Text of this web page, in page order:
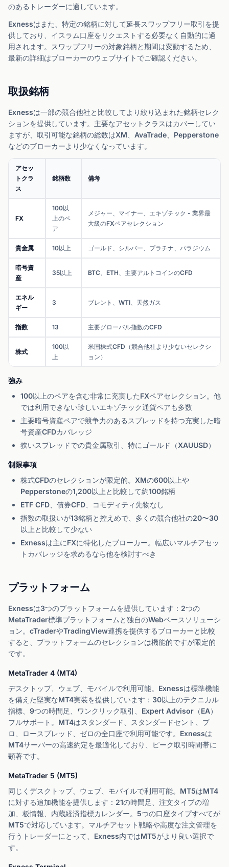
のあるトレーダーに適しています。
Exnessはまた、特定の銘柄に対して延長スワップフリー取引を提
供しており、イスラム口座をリクエストする必要なく自動的に適
用されます。スワップフリーの対象銘柄と期間は変動するため、
最新の詳細はブローカーのウェブサイトでご確認ください。
取扱銘柄
Exnessは一部の競合他社と比較してより絞り込まれた銘柄セレク
ションを提供しています。主要なアセットクラスはカバーしてい
ますが、取引可能な銘柄の総数はXM、AvaTrade、Pepperstone
などのブローカーより少なくなっています。
アセッ
トクラ
ス
銘柄数 備考
FX
100以
上のペ
ア
メジャー、マイナー、エキゾチック - 業界最
大級のFXペアセレクション
貴金属 10以上 ゴールド、シルバー、プラチナ、パラジウム
暗号資
産
35以上 BTC、ETH、主要アルトコインのCFD
エネル
ギー
3 ブレント、WTI、天然ガス
指数 13 主要グローバル指数のCFD
株式
100以
上
米国株式CFD（競合他社より少ないセレクシ
ョン）
強み
100以上のペアを含む非常に充実したFXペアセレクション。他
では利用できない珍しいエキゾチック通貨ペアも多数
主要暗号資産ペアで競争力のあるスプレッドを持つ充実した暗
号資産CFDカバレッジ
狭いスプレッドでの貴金属取引、特にゴールド（XAUUSD）
制限事項
株式CFDのセレクションが限定的。XMの600以上や
Pepperstoneの1,200以上と比較して約100銘柄
ETF CFD、債券CFD、コモディティ先物なし
指数の取扱いが13銘柄と控えめで、多くの競合他社の20〜30
以上と比較して少ない
Exnessは主にFXに特化したブローカー。幅広いマルチアセッ
トカバレッジを求めるなら他を検討すべき
プラットフォーム
Exnessは3つのプラットフォームを提供しています：2つの
MetaTrader標準プラットフォームと独自のWebベースソリューシ
ョン。cTraderやTradingView連携を提供するブローカーと比較
すると、プラットフォームのセレクションは機能的ですが限定的
です。
MetaTrader 4 (MT4)
デスクトップ、ウェブ、モバイルで利用可能。Exnessは標準機能
を備えた堅実なMT4実装を提供しています：30以上のテクニカル
指標、9つの時間足、ワンクリック取引、Expert Advisor（EA）
フルサポート。MT4はスタンダード、スタンダードセント、プ
ロ、ロースプレッド、ゼロの全口座で利用可能です。Exnessは
MT4サーバーの高速約定を最適化しており、ピーク取引時間帯に
顕著です。
MetaTrader 5 (MT5)
同じくデスクトップ、ウェブ、モバイルで利用可能。MT5はMT4
に対する追加機能を提供します：21の時間足、注文タイプの増
加、板情報、内蔵経済指標カレンダー。5つの口座タイプすべてが
MT5で対応しています。マルチアセット戦略や高度な注文管理を
行うトレーダーにとって、Exness内ではMT5がより良い選択で
す。